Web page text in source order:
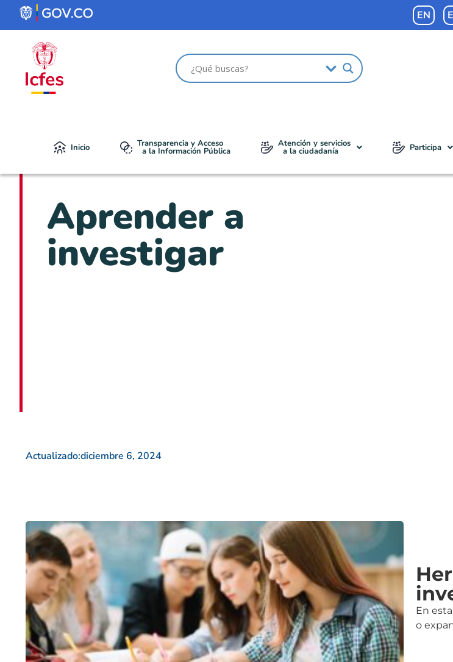
EN
Inicio Transparencia y Acceso
a la Información Pública
Atención y servicios
a la ciudadanía Participa
Aprender a
investigar
Actualizado:diciembre 6, 2024
En
o